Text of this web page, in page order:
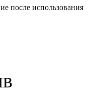
после использования